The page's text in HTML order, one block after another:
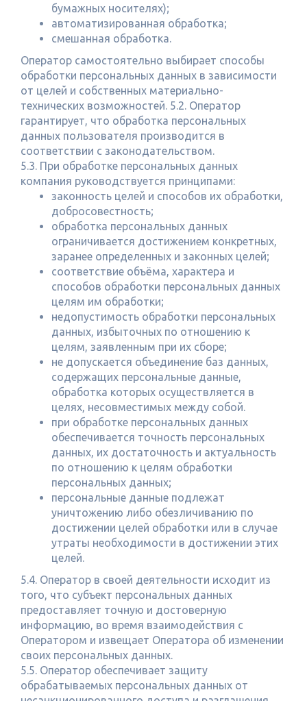
бумажных носителях);
автоматизированная обработка;
смешанная обработка.
Оператор самостоятельно выбирает способы
обработки персональных данных в зависимости
от целей и собственных материально-
технических возможностей. 5.2. Оператор
гарантирует, что обработка персональных
данных пользователя производится в
соответствии с законодательством.
5.3. При обработке персональных данных
компания руководствуется принципами:
законность целей и способов их обработки,
добросовестность;
обработка персональных данных
ограничивается достижением конкретных,
заранее определенных и законных целей;
соответствие объёма, характера и
способов обработки персональных данных
целям им обработки;
недопустимость обработки персональных
данных, избыточных по отношению к
целям, заявленным при их сборе;
не допускается объединение баз данных,
содержащих персональные данные,
обработка которых осуществляется в
целях, несовместимых между собой.
при обработке персональных данных
обеспечивается точность персональных
данных, их достаточность и актуальность
по отношению к целям обработки
персональных данных;
персональные данные подлежат
уничтожению либо обезличиванию по
достижении целей обработки или в случае
утраты необходимости в достижении этих
целей.
5.4. Оператор в своей деятельности исходит из
того, что субъект персональных данных
предоставляет точную и достоверную
информацию, во время взаимодействия с
Оператором и извещает Оператора об изменении
своих персональных данных.
5.5. Оператор обеспечивает защиту
обрабатываемых персональных данных от